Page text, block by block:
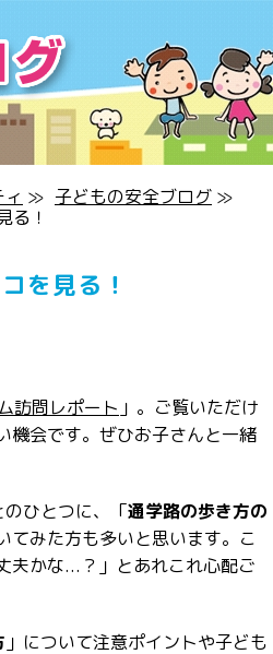
≫ 子どもの安全ブログ ≫
る！
を見る！
訪問レポート 」。ご覧いただけ
機会です。ぜひお子さんと一緒
ひとつに、「通学路の歩き方の
てみた方も多いと思います。こ
夫かな...？」とあれこれ心配ご
」について注意ポイントや子ども